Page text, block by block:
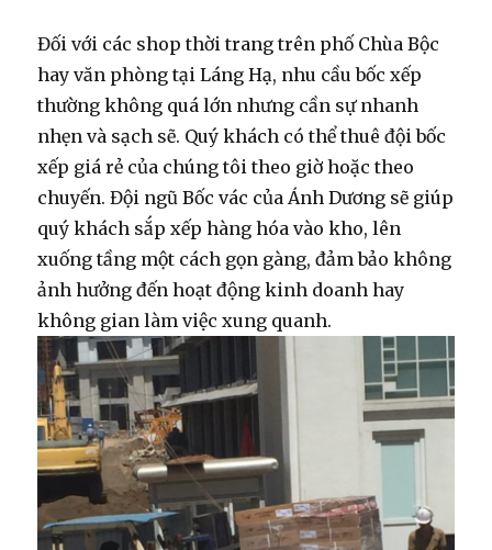
Đối với các shop thời trang trên phố Chùa Bộc
hay văn phòng tại Láng Hạ, nhu cầu bốc xếp
thường không quá lớn nhưng cần sự nhanh
nhẹn và sạch sẽ. Quý khách có thểthuê đội bốc
xếp giá rẻ của chúng tôi theo giờ hoặc theo
chuyến. Đội ngũBốc vác của Ánh Dương sẽ giúp
quý khách sắp xếp hàng hóa vào kho, lên
xuống tầng một cách gọn gàng, đảm bảo không
ảnh hưởng đến hoạt động kinh doanh hay
không gian làm việc xung quanh.